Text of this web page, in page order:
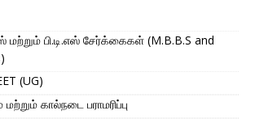
மற்றும் பி.டி.எஸ் சேர்க்கைகள் (M.B.B.S and
(UG)
கால்நடை பராமரிப்பு